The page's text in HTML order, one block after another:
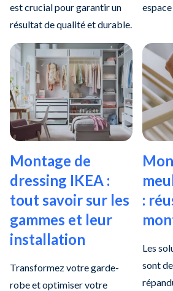
est crucial pour garantir un
résultat de qualité et durable.
Montage de
dressing IKEA :
tout savoir sur les
gammes et leur
installation
Transformez votre garde-
robe et optimiser votre
:
Les
sont